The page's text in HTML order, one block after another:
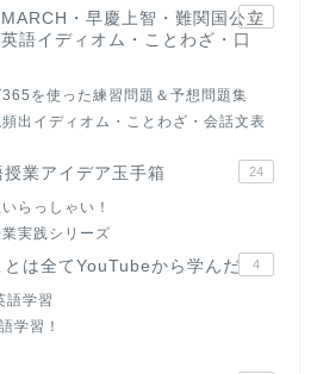
・早慶上智・難関国公立
語イディオム・ことわざ・口
22
を使った練習問題＆予想問題集
出イディオム・ことわざ・会話文表
業アイデア玉手箱 24
らっしゃい！
実践シリーズ
とは全てYouTubeから学んだ 4
語学習
学習！